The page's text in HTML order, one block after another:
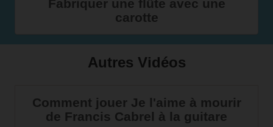
Fabriquer une flûte avec une
carotte
Autres Vidéos
Comment jouer Je l'aime à mourir
de Francis Cabrel à la guitare